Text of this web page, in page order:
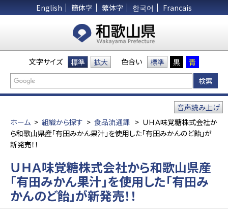
English 簡体字 繁体字 한국어 Francais
文字サイズ 標準 拡大 色合い 標準 黒 青
ホーム > 組織から探す > 食品流通課 > ＵＨＡ味覚糖株式会社か
ら和歌山県産「有田みかん果汁」を使用した「有田みかんのど飴」が
新発売！！
音声読み上げ
ＵＨＡ味覚糖株式会社から和歌山県産
「有田みかん果汁」を使用した「有田み
かんのど飴」が新発売！！